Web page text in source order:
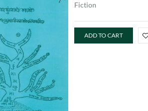
Fiction
ADD TO CART